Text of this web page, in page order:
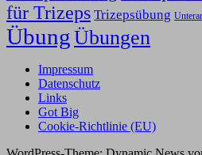
für Trizeps Trizepsübung
ÜbungÜbungen
Impressum
Datenschutz
Links
Got Big
Cookie-Richtlinie (EU)